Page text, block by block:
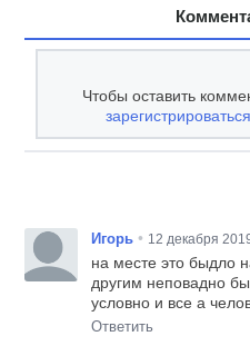
Чтобы оставить
зарегистрироваться
Игорь • 12 декабря
на месте это быдло
другим неповадно
условно и все а
Ответить